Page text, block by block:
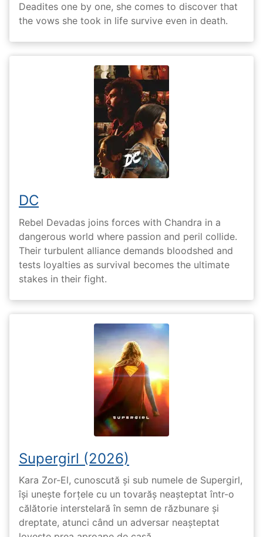
Deadites one by one, she comes to discover that
the vows she took in life survive even in death.
DC
Rebel Devadas joins forces with Chandra in a
dangerous world where passion and peril collide.
Their turbulent alliance demands bloodshed and
tests loyalties as survival becomes the ultimate
stakes in their fight.
Supergirl (2026)
Kara Zor-El, cunoscută și sub numele de Supergirl,
își unește forțele cu un tovarăș neașteptat într-o
călătorie interstelară în semn de răzbunare și
dreptate, atunci când un adversar neașteptat